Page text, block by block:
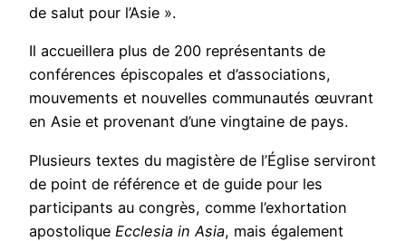
de salut pour l’Asie ».
Il accueillera plus de 200 représentants de
conférences épiscopales et d’associations,
mouvements et nouvelles communautés œuvrant
en Asie et provenant d’une vingtaine de pays.
Plusieurs textes du magistère de l’Église serviront
de point de référence et de guide pour les
participants au congrès, comme l’exhortation
apostolique Ecclesia in Asia, mais également